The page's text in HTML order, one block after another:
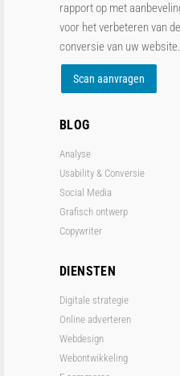
rapport op met
voor het verbeteren van
conversie van uw website.
Scan aanvragen
BLOG
Analyse
Usability & Conversie
Social Media
Grafisch ontwerp
Copywriter
DIENSTEN
Digitale strategie
Online adverteren
Webdesign
Webontwikkeling